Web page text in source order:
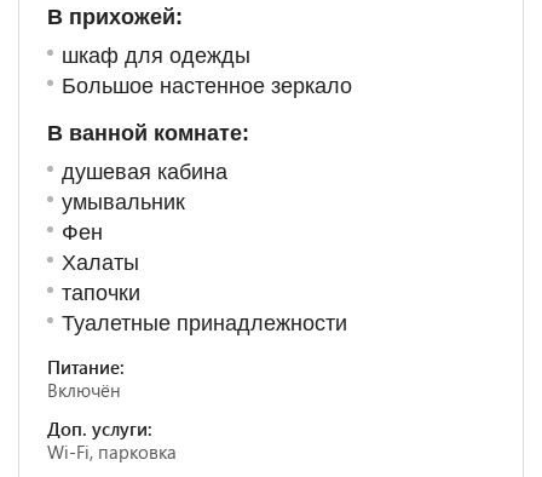
В прихожей:
шкаф для одежды
Большое настенное зеркало
В ванной комнате:
душевая кабина
умывальник
Фен
Халаты
тапочки
Туалетные принадлежности
Питание:
Включён
Доп. услуги:
Wi-Fi, парковка